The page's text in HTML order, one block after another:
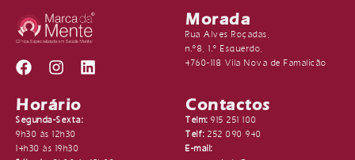
Morada
Rua Alves Roçadas,
n.º8, 1.º Esquerdo,
4760-118 Vila Nova de Famalicão
Horário
Segunda-Sexta:
9h30 às 12h30
14h30 às 19h30
Contactos
Telm: 915 251 100
Telf: 252 090 940
E-mail: